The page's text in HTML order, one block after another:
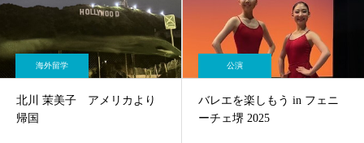
海外留学
北川 茉美子 アメリカより
帰国
公演
バレエを楽しもう in フェニ
ーチェ堺 2025